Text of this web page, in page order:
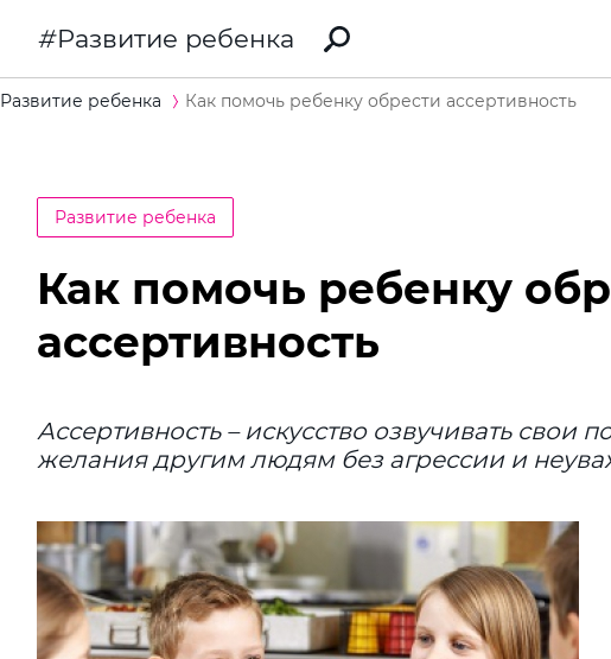
Развитие ребенка
Развитие ребенка Как помочь ребенку обрести ассертивность
Развитие ребенка
Как помочь ребенку
ассертивность
Ассертивность – искусство озвучивать свои
желания другим людям без агрессии и